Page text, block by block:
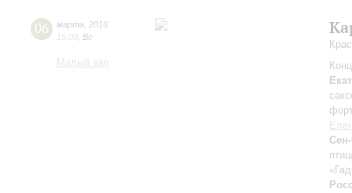
06 марта
2016
15:00 Вс
Малый зал